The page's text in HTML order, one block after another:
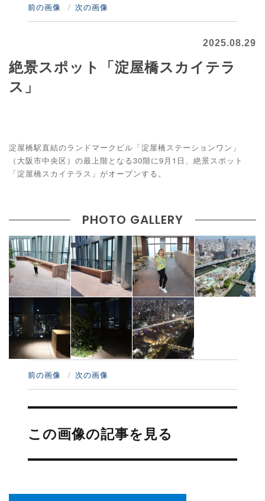
前の画像 次の画像
2025.08.29
絶景スポット「淀屋橋スカイテラ
ス」
淀屋橋駅直結のランドマークビル「淀屋橋ステーションワン」
（大阪市中央区）の最上階となる30階に9月1日、絶景スポット
「淀屋橋スカイテラス」がオープンする。
PHOTO GALLERY
前の画像 次の画像
投
ナ
ビ
ー
この画像の記事を見る